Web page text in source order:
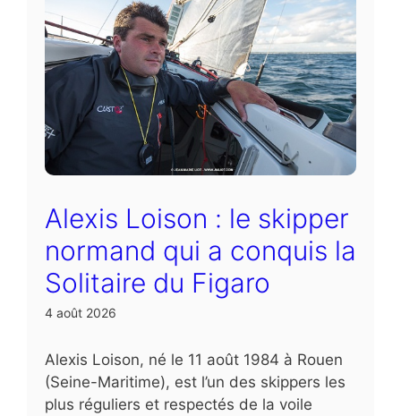
Alexis Loison : le skipper
normand qui a conquis la
Solitaire du Figaro
4 août 2026
Alexis Loison, né le 11 août 1984 à Rouen
(Seine-Maritime), est l’un des skippers les
plus réguliers et respectés de la voile